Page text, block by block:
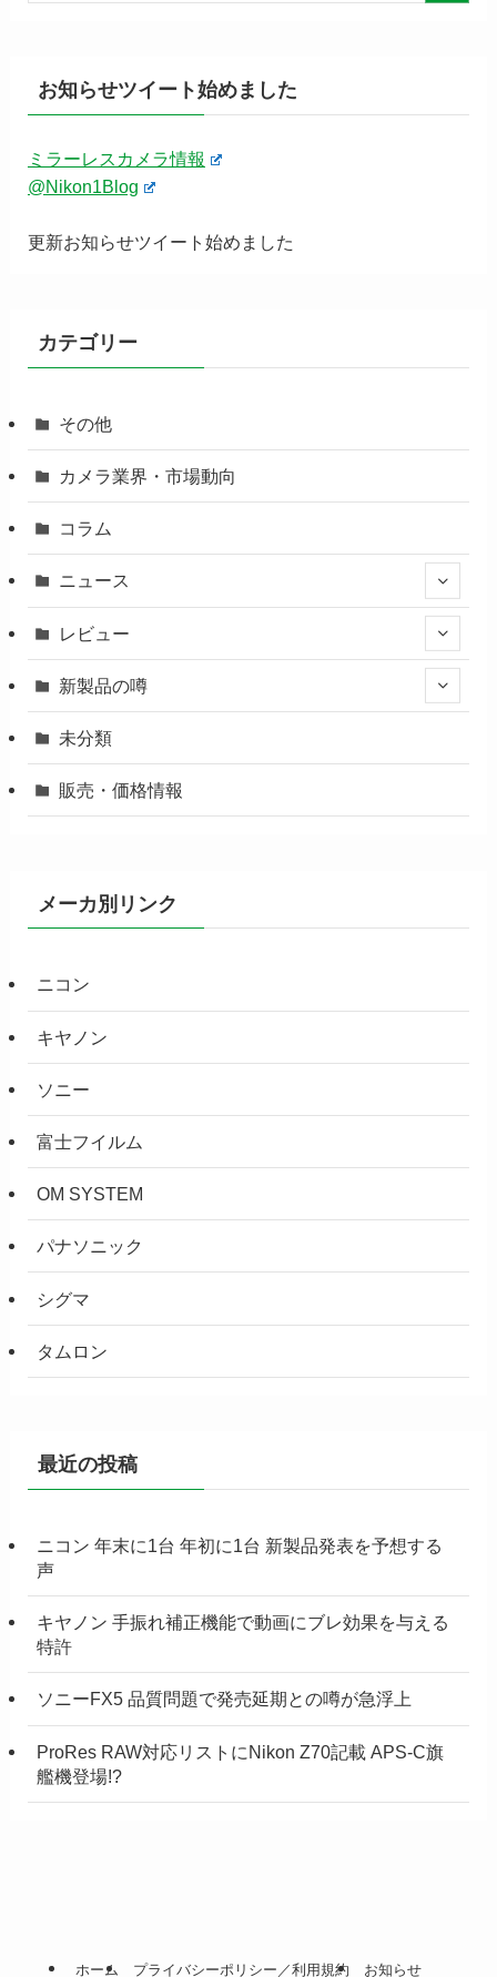
お知らせツイート始めました
ミラーレスカメラ情報
@Nikon1Blog
更新お知らせツイート始めました
カテゴリー
その他
カメラ業界・市場動向
コラム
ニュース
レビュー
新製品の噂
未分類
販売・価格情報
メーカ別リンク
ニコン
キヤノン
ソニー
富士フイルム
OM SYSTEM
パナソニック
シグマ
タムロン
最近の投稿
ニコン 年末に1台 年初に1台 新製品発表を予想する
声
キヤノン 手振れ補正機能で動画にブレ効果を与える
特許
ソニーFX5 品質問題で発売延期との噂が急浮上
ProRes RAW対応リストにNikon Z70記載 APS-C旗
艦機登場!?
ホーム プライバシーポリシー／利用規約 お知らせ